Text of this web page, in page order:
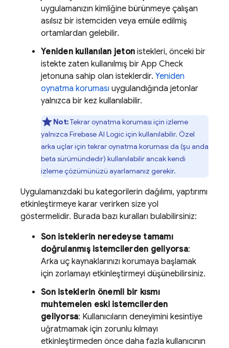
uygulamanızın kimliğine bürünmeye çalışan
asılsız bir istemciden veya emüle edilmiş
ortamlardan gelebilir.
Yeniden kullanılan jeton istekleri, önceki bir
istekte zaten kullanılmış bir App Check
jetonuna sahip olan isteklerdir. Yeniden
oynatma koruması uygulandığında jetonlar
yalnızca bir kez kullanılabilir.
Not:Tekrar oynatma koruması için izleme
yalnızca Firebase AI Logiciçin kullanılabilir. Özel
arka uçlar için tekrar oynatma koruması da (şu anda
beta sürümündedir) kullanılabilir ancak kendi
izleme çözümünüzü ayarlamanız gerekir.
Uygulamanızdaki bu kategorilerin dağılımı, yaptırımı
etkinleştirmeye karar verirken size yol
göstermelidir. Burada bazı kuralları bulabilirsiniz:
Son isteklerin neredeyse tamamı
doğrulanmış istemcilerden geliyorsa:
Arka uç kaynaklarınızı korumaya başlamak
için zorlamayı etkinleştirmeyi düşünebilirsiniz.
Son isteklerin önemli bir kısmı
muhtemelen eski istemcilerden
geliyorsa: Kullanıcıların deneyimini kesintiye
uğratmamak için zorunlu kılmayı
etkinleştirmeden önce daha fazla kullanıcının